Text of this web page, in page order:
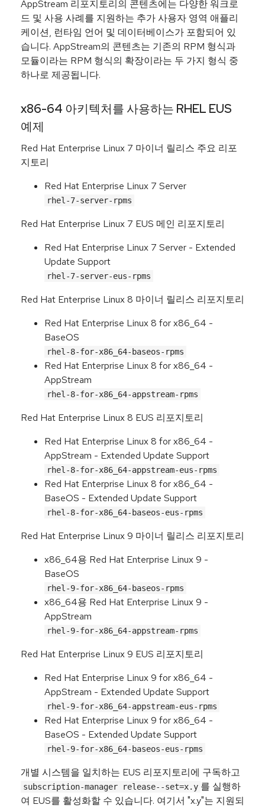
AppStream 리포지토리의 콘텐츠에는 다양한 워크로
드 및 사용 사례를 지원하는 추가 사용자 영역 애플리
케이션, 런타임 언어 및 데이터베이스가 포함되어 있
습니다. AppStream의 콘텐츠는 기존의 RPM 형식과
모듈이라는 RPM 형식의 확장이라는 두 가지 형식 중
하나로 제공됩니다.
x86-64 아키텍처를 사용하는 RHEL EUS
예제
Red Hat Enterprise Linux 7 마이너 릴리스 주요 리포
지토리
Red Hat Enterprise Linux 7 Server
rhel-7-server-rpms
Red Hat Enterprise Linux 7 EUS 메인 리포지토리
Red Hat Enterprise Linux 7 Server - Extended
Update Support
rhel-7-server-eus-rpms
Red Hat Enterprise Linux 8 마이너 릴리스 리포지토리
Red Hat Enterprise Linux 8 for x86_64 -
BaseOS
rhel-8-for-x86_64-baseos-rpms
Red Hat Enterprise Linux 8 for x86_64 -
AppStream
rhel-8-for-x86_64-appstream-rpms
Red Hat Enterprise Linux 8 EUS 리포지토리
Red Hat Enterprise Linux 8 for x86_64 -
AppStream - Extended Update Support
rhel-8-for-x86_64-appstream-eus-rpms
Red Hat Enterprise Linux 8 for x86_64 -
BaseOS - Extended Update Support
rhel-8-for-x86_64-baseos-eus-rpms
Red Hat Enterprise Linux 9 마이너 릴리스 리포지토리
x86_64용 Red Hat Enterprise Linux 9 -
BaseOS
rhel-9-for-x86_64-baseos-rpms
x86_64용 Red Hat Enterprise Linux 9 -
AppStream
rhel-9-for-x86_64-appstream-rpms
Red Hat Enterprise Linux 9 EUS 리포지토리
Red Hat Enterprise Linux 9 for x86_64 -
AppStream - Extended Update Support
rhel-9-for-x86_64-appstream-eus-rpms
Red Hat Enterprise Linux 9 for x86_64 -
BaseOS - Extended Update Support
rhel-9-for-x86_64-baseos-eus-rpms
개별 시스템을 일치하는 EUS 리포지토리에 구독하고
subscription-manager release--set=x.y 를 실행하
여 EUS를 활성화할 수 있습니다. 여기서 "x.y"는 지원되